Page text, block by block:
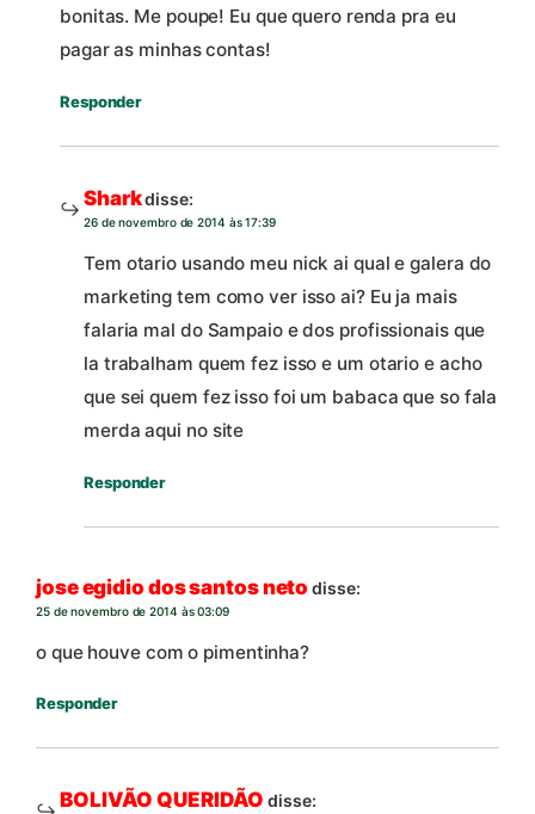
bonitas. Me poupe! Eu que quero renda pra eu
pagar as minhas contas!
Responder
Sharkdisse:
26 de novembro de 2014 às 17:39
Tem otario usando meu nick ai qual e galera do
marketing tem como ver isso ai? Eu ja mais
falaria mal do Sampaio e dos profissionais que
la trabalham quem fez isso e um otario e acho
que sei quem fez isso foi um babaca que so fala
merda aqui no site
Responder
jose egidio dos santos neto disse:
25 de novembro de 2014 às 03:09
o que houve com o pimentinha?
Responder
BOLIVÃO QUERIDÃO disse: